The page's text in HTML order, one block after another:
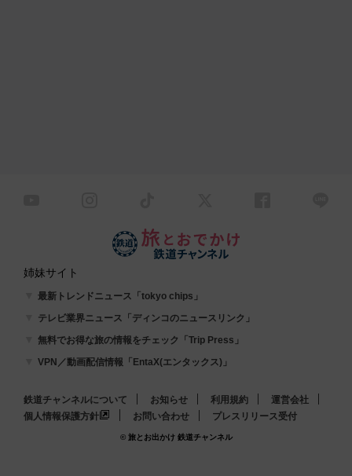
姉妹サイト
最新トレンドニュース「tokyo chips」
テレビ業界ニュース「ディンコのニュースリンク」
無料でお得な旅の情報をチェック「Trip Press」
VPN／動画配信情報「EntaX(エンタックス)」
鉄道チャンネルについて お知らせ 利用規約
運営会社
個人情報保護方針
お問い合わせ プレスリリース受付
© 旅とお出かけ 鉄道チャンネル